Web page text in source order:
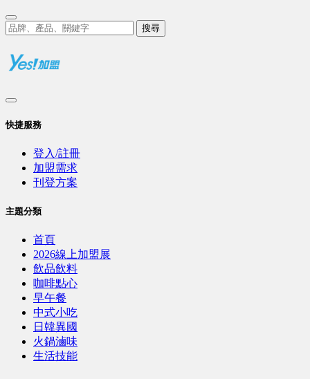
搜尋
快捷服務
登入/註冊
加盟需求
刊登方案
主題分類
首頁
2026線上加盟展
飲品飲料
咖啡點心
早午餐
中式小吃
日韓異國
火鍋滷味
生活技能